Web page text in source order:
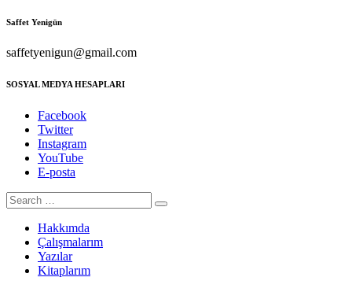
Saffet Yenigün
saffetyenigun@gmail.com
SOSYAL MEDYA HESAPLARI
Facebook
Twitter
Instagram
YouTube
E-posta
Hakkımda
Çalışmalarım
Yazılar
Kitaplarım